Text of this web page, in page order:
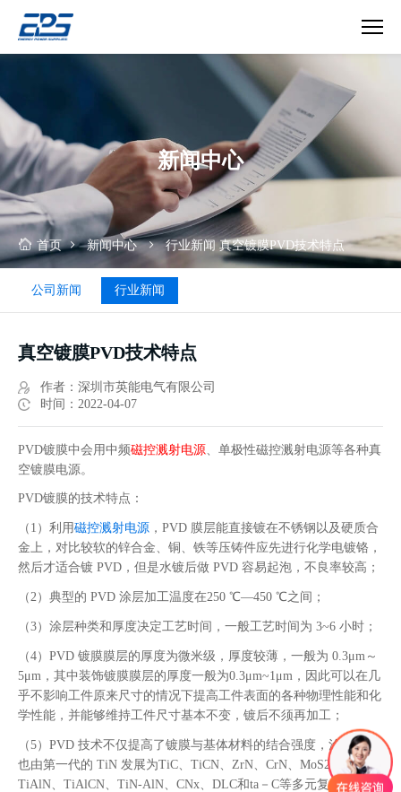
镀
PVD
技
术
特
点
新闻中心
首页 新闻中心 行业新闻 真空镀膜PVD技术特点
公司新闻 行业新闻
真空镀膜PVD技术特点
作者：深圳市英能电气有限公司
时间：2022-04-07
PVD镀膜中会用中频磁控溅射电源 、单极性磁控溅射电源等各种真
空镀膜电源。
PVD镀膜的技术特点：
（ 1）利用磁控溅射电源 ，PVD 膜层能直接镀在不锈钢以及硬质合
金上，对比较软的锌合金、铜、铁等压铸件应先进行化学电镀铬，
然后才适合镀 PVD，但是水镀后做 PVD 容易起泡，不良率较高；
（ 2）典型的 PVD 涂层加工温度在250 ℃—450 ℃之间；
（3）涂层种类和厚度决定工艺时间，一般工艺时间为 3~6 小时；
（4）PVD 镀膜膜层的厚度为微米级，厚度较薄，一般为 0.3μm～
5μm，其中装饰镀膜膜层的厚度一般为0.3μm~1μm，因此可以在几
乎不影响工件原来尺寸的情况下提高工件表面的各种物理性能和化
学性能，并能够维持工件尺寸基本不变，镀后不须再加工；
（5）PVD 技术不仅提高了镀膜与基体材料的结合强度，涂层成分
也由第一代的 TiN 发展为TiC、TiCN、ZrN、CrN、MoS2、
TiAlN、TiAlCN、TiN-AlN、CNx、DLC和ta－C等多元复合涂层，